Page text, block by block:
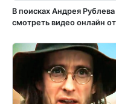
В поисках Андрея
смотреть видео онлайн